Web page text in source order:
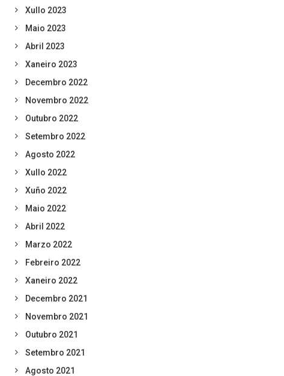
Xullo 2023
Maio 2023
Abril 2023
Xaneiro 2023
Decembro 2022
Novembro 2022
Outubro 2022
Setembro 2022
Agosto 2022
Xullo 2022
Xuño 2022
Maio 2022
Abril 2022
Marzo 2022
Febreiro 2022
Xaneiro 2022
Decembro 2021
Novembro 2021
Outubro 2021
Setembro 2021
Agosto 2021